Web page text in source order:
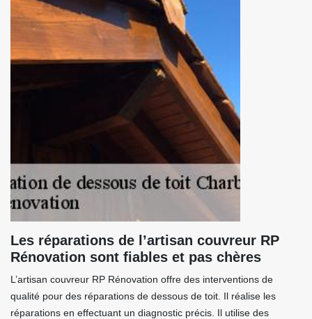
Les réparations de l’artisan couvreur RP
Rénovation sont fiables et pas chères
L’artisan couvreur RP Rénovation offre des interventions de
qualité pour des réparations de dessous de toit. Il réalise les
réparations en effectuant un diagnostic précis. Il utilise des